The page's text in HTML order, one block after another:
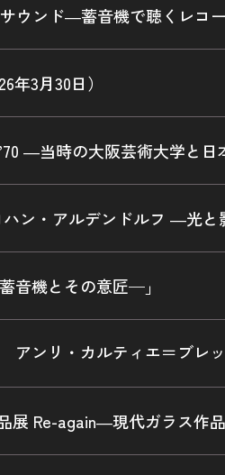
ウンド―蓄音機で聴くレコ
年3月30日）
―当時の大阪芸術大学と
ン・アルデンドルフ ―光
音機とその意匠—」
アンリ・カルティエ＝ブレ
展 Re-again―現代ガラス作